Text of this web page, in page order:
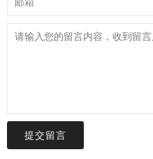
提交留言